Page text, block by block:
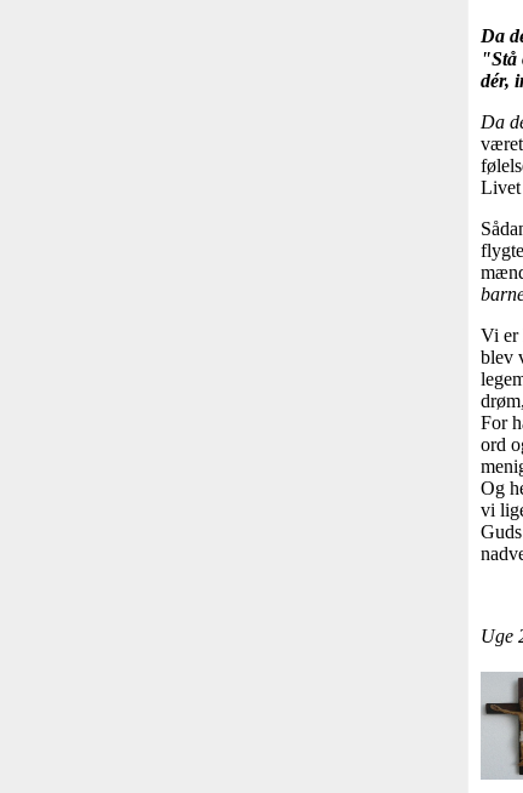
Da
"Stå
dér,
Da
Livet
Vi er
blev
For
ord
Og
vi
Uge